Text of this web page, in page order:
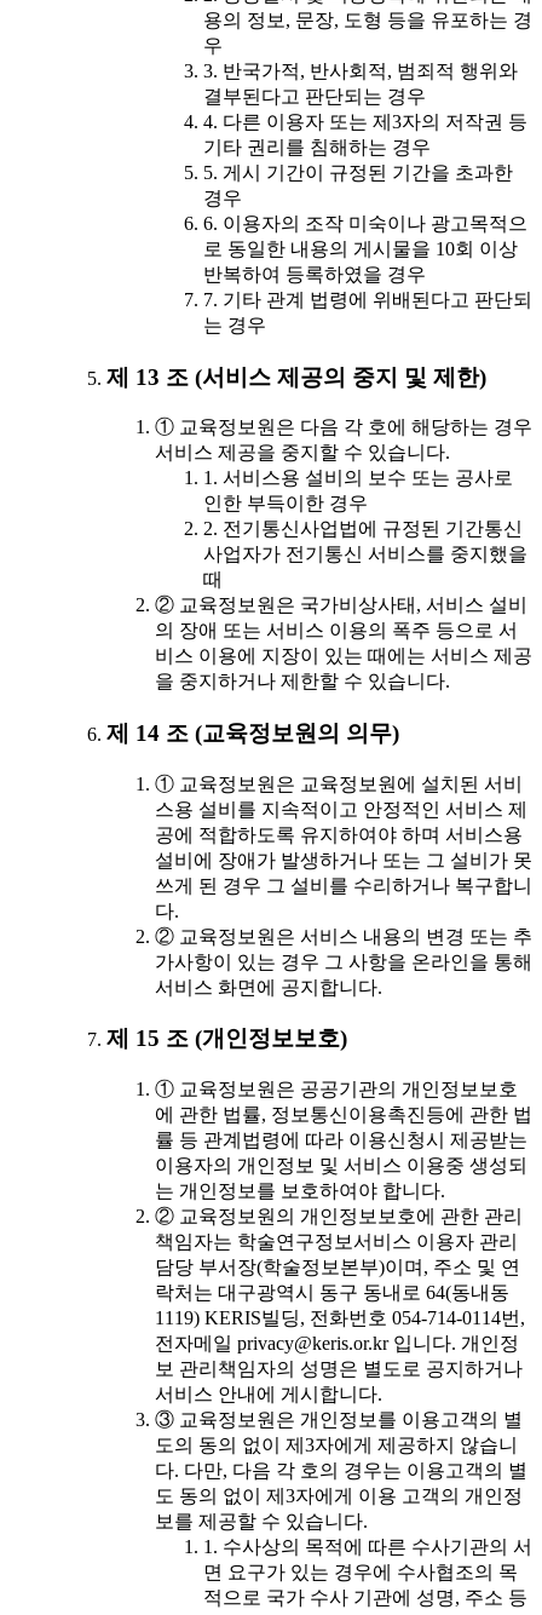
용의 정보, 문장, 도형 등을 유포하는 경
우
3. 반국가적, 반사회적, 범죄적 행위와
결부된다고 판단되는 경우
4. 다른 이용자 또는 제3자의 저작권 등
기타 권리를 침해하는 경우
5. 게시 기간이 규정된 기간을 초과한
경우
6. 이용자의 조작 미숙이나 광고목적으
로 동일한 내용의 게시물을 10회 이상
반복하여 등록하였을 경우
7. 기타 관계 법령에 위배된다고 판단되
는 경우
제 13 조 (서비스 제공의 중지 및 제한)
① 교육정보원은 다음 각 호에 해당하는 경우
서비스 제공을 중지할 수 있습니다.
1. 서비스용 설비의 보수 또는 공사로
인한 부득이한 경우
2. 전기통신사업법에 규정된 기간통신
사업자가 전기통신 서비스를 중지했을
때
② 교육정보원은 국가비상사태, 서비스 설비
의 장애 또는 서비스 이용의 폭주 등으로 서
비스 이용에 지장이 있는 때에는 서비스 제공
을 중지하거나 제한할 수 있습니다.
제 14 조 (교육정보원의 의무)
① 교육정보원은 교육정보원에 설치된 서비
스용 설비를 지속적이고 안정적인 서비스 제
공에 적합하도록 유지하여야 하며 서비스용
설비에 장애가 발생하거나 또는 그 설비가 못
쓰게 된 경우 그 설비를 수리하거나 복구합니
다.
② 교육정보원은 서비스 내용의 변경 또는 추
가사항이 있는 경우 그 사항을 온라인을 통해
서비스 화면에 공지합니다.
제 15 조 (개인정보보호)
① 교육정보원은 공공기관의 개인정보보호
에 관한 법률, 정보통신이용촉진등에 관한 법
률 등 관계법령에 따라 이용신청시 제공받는
이용자의 개인정보 및 서비스 이용중 생성되
는 개인정보를 보호하여야 합니다.
② 교육정보원의 개인정보보호에 관한 관리
책임자는 학술연구정보서비스 이용자 관리
담당 부서장(학술정보본부)이며, 주소 및 연
락처는 대구광역시 동구 동내로 64(동내동
1119) KERIS빌딩, 전화번호 054-714-0114번,
전자메일 privacy@keris.or.kr 입니다. 개인정
보 관리책임자의 성명은 별도로 공지하거나
서비스 안내에 게시합니다.
③ 교육정보원은 개인정보를 이용고객의 별
도의 동의 없이 제3자에게 제공하지 않습니
다. 다만, 다음 각 호의 경우는 이용고객의 별
도 동의 없이 제3자에게 이용 고객의 개인정
보를 제공할 수 있습니다.
1. 수사상의 목적에 따른 수사기관의 서
면 요구가 있는 경우에 수사협조의 목
적으로 국가 수사 기관에 성명, 주소 등